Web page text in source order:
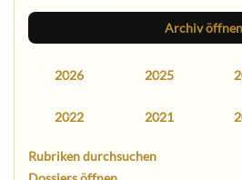
Archiv öffnen
2026 2025
2022 2021
Rubriken durchsuchen